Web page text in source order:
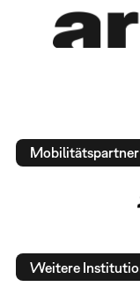
Mobilitätspartner
Weitere